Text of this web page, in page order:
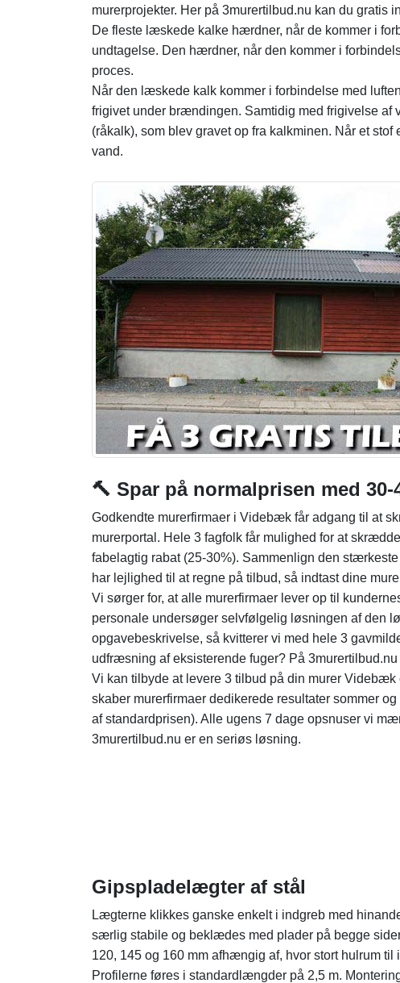
murerprojekter. Her på 3murertilbud.nu kan du gratis
De fleste læskede kalke hærdner, når de kommer i
undtagelse. Den hærdner, når den kommer i
proces.
Når den læskede kalk kommer i forbindelse med
frigivet under brændingen. Samtidig med frigivelse af
(råkalk), som blev gravet op fra kalkminen. Når et
vand.
🔨 Spar på normalprisen med 30-
Godkendte murerfirmaer i Videbæk får adgang til at
murerportal. Hele 3 fagfolk får mulighed for at
fabelagtig rabat (25-30%). Sammenlign den
har lejlighed til at regne på tilbud, så indtast dine
Vi sørger for, at alle murerfirmaer lever op til
personale undersøger selvfølgelig løsningen af den
opgavebeskrivelse, så kvitterer vi med hele 3
udfræsning af eksisterende fuger? På
Vi kan tilbyde at levere 3 tilbud på din murer
skaber murerfirmaer dedikerede resultater sommer
af standardprisen). Alle ugens 7 dage opsnuser vi
3murertilbud.nu er en seriøs løsning.
Gipspladelægter af stål
Lægterne klikkes ganske enkelt i indgreb med
særlig stabile og beklædes med plader på begge
120, 145 og 160 mm afhængig af, hvor stort hulrum
Profilerne føres i standardlængder på 2,5 m.